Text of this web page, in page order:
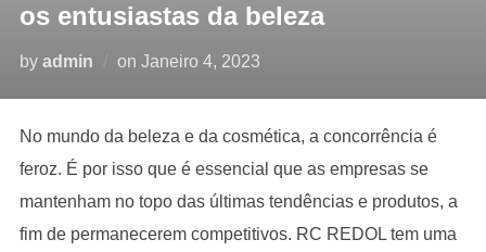
os entusiastas da beleza
by admin on Janeiro 4, 2023
No mundo da beleza e da cosmética, a concorrência é
feroz. É por isso que é essencial que as empresas se
mantenham no topo das últimas tendências e produtos, a
fim de permanecerem competitivos. RC REDOL tem uma